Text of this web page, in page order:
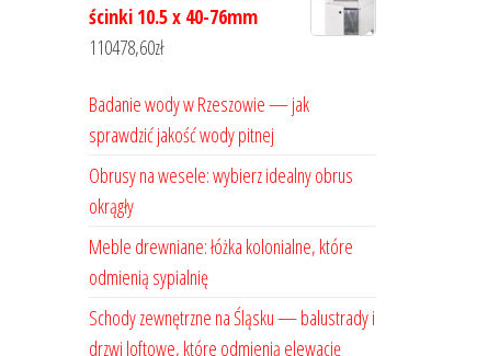
ścinki 10.5 x 40-76mm
110478,60zł
Badanie wody w Rzeszowie — jak
sprawdzić jakość wody pitnej
Obrusy na wesele: wybierz idealny obrus
okrągły
Meble drewniane: łóżka kolonialne, które
odmienią sypialnię
Schody zewnętrzne na Śląsku — balustrady i
drzwi loftowe, które odmienią elewację